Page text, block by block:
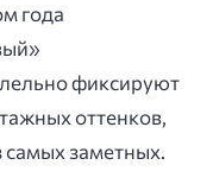
года
фиксируют
оттенков,
заметных.